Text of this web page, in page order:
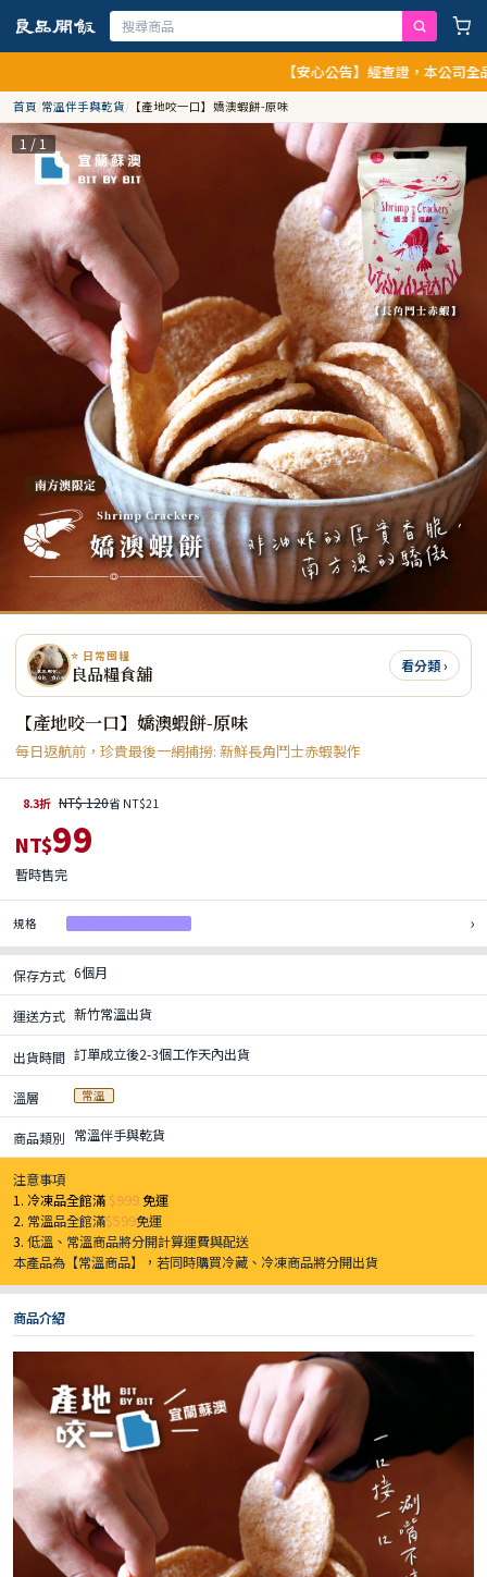
【安心公告】經查證，本公司全品項
首頁/常溫伴手與乾貨/ 【產地咬一口】嬌澳蝦餅-原味
1 / 1
⭐ 日常囤糧
良品糧食舖 看分類 ›
【產地咬一口】嬌澳蝦餅-原味
每日返航前，珍貴最後一網捕撈: 新鮮長角鬥士赤蝦製作
8.3折 NT$ 120省 NT$21
NT$99
暫時售完
規格 ›
保存方式 6個月
運送方式 新竹常溫出貨
出貨時間 訂單成立後2-3個工作天內出貨
溫層 常溫
商品類別 常溫伴手與乾貨
注意事項
1. 冷凍品全館滿 $999免運
2. 常溫品全館滿$599免運
3.低溫、常溫商品將分開計算運費與配送
本產品為【常溫商品】，若同時購買冷藏、冷凍商品將分開出貨
商品介紹